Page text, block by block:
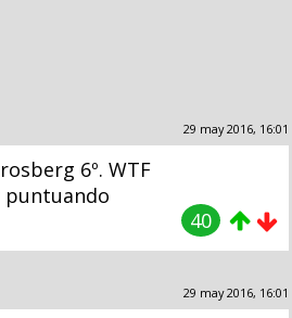
29 may 2016, 16:01
6º. WTF
puntuando
40
29 may 2016, 16:01